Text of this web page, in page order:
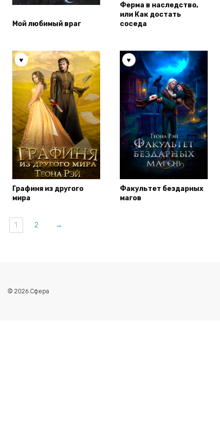
Мой любимый враг
Ферма в наследство,
или Как достать
соседа
Графиня из другого
мира
Факультет бездарных
магов
1 2 →
© 2026 Сфера